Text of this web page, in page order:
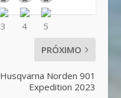
PRÓXIMO
Husqvarna Norden 901
Expedition 2023